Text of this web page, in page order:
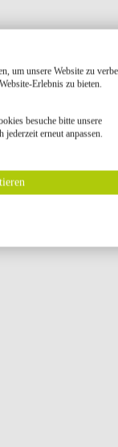
}}
um unsere Website zu
Erlebnis zu bieten.
besuche bitte unsere
erneut anpassen.